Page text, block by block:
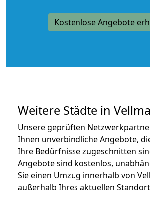
Kostenlose Angebote
Weitere Städte in
Unsere geprüften
Ihnen unverbindliche Angebote,
Ihre Bedürfnisse zugeschnitten
Angebote sind kostenlos,
Sie einen Umzug innerhalb von
außerhalb Ihres aktuellen